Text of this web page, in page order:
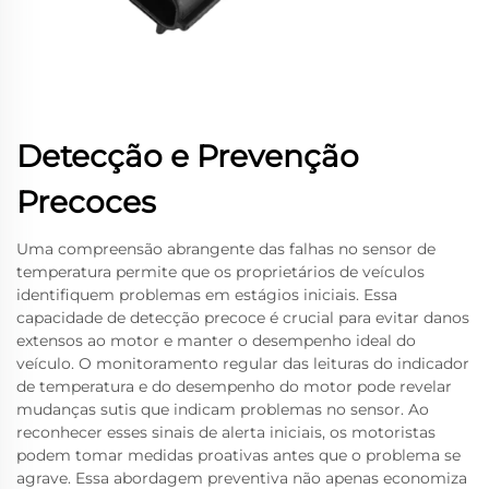
Detecção e Prevenção
Precoces
Uma compreensão abrangente das falhas no sensor de
temperatura permite que os proprietários de veículos
identifiquem problemas em estágios iniciais. Essa
capacidade de detecção precoce é crucial para evitar danos
extensos ao motor e manter o desempenho ideal do
veículo. O monitoramento regular das leituras do indicador
de temperatura e do desempenho do motor pode revelar
mudanças sutis que indicam problemas no sensor. Ao
reconhecer esses sinais de alerta iniciais, os motoristas
podem tomar medidas proativas antes que o problema se
agrave. Essa abordagem preventiva não apenas economiza